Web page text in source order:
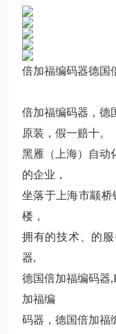
倍加福编码器德国
倍加福编码器，德
原装，假一赔十。
黑雁（上海）自动
的企业，
坐落于上海市颛桥
楼，
拥有的技术、的
器,
德国倍加福编码器
加福编
码器，德国倍加福